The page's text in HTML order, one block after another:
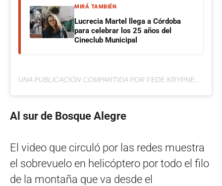
MIRÁ TAMBIÉN
Lucrecia Martel llega a Córdoba
para celebrar los 25 años del
Cineclub Municipal
UNA PUBLICACIÓN COMPARTIDA POR FEDE KRYPNER
Al sur de Bosque Alegre
El video que circuló por las redes muestra
el sobrevuelo en helicóptero por todo el filo
de la montaña que va desde el